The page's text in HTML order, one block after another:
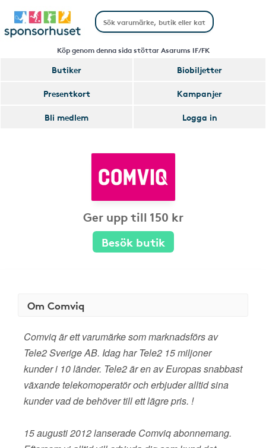
Köp genom denna sida stöttar Asarums IF/FK
Butiker
Biobiljetter
Presentkort
Kampanjer
Bli medlem
Logga in
Ger upp till 150 kr
Besök butik
Om Comviq
Comviq är ett varumärke som marknadsförs av
Tele2 Sverige AB. Idag har Tele2 15 miljoner
kunder i 10 länder. Tele2 är en av Europas snabbast
växande telekomoperatör och erbjuder alltid sina
kunder vad de behöver till ett lägre pris. !
15 augusti 2012 lanserade Comviq abonnemang.